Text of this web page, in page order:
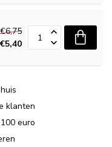
€6,75
€5,40
klanten
euro